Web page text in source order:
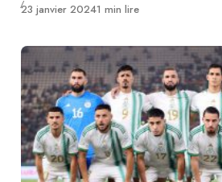
Publié
23 janvier 20241 min lire